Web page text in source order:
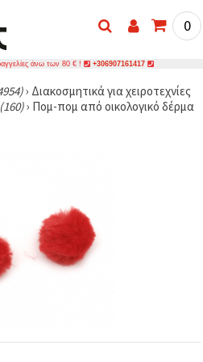
0
άνω των 80 € ! +306907161417
› Διακοσμητικά για χειροτεχνίες
(160)› Πομ-πομ από οικολογικό δέρμα